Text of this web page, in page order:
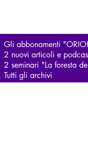
Gli abbonamenti
2 nuovi articoli e
2 seminari "La foresta
Tutti gli archivi